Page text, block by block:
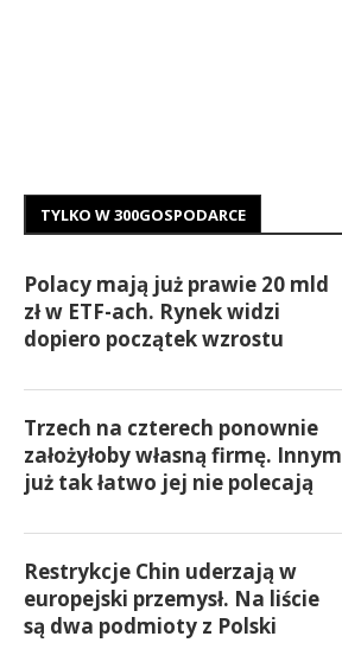
TYLKO W 300GOSPODARCE
Polacy mają już prawie 20 mld
zł w ETF-ach. Rynek widzi
dopiero początek wzrostu
Trzech na czterech ponownie
założyłoby własną firmę. Innym
już tak łatwo jej nie polecają
Restrykcje Chin uderzają w
europejski przemysł. Na liście
są dwa podmioty z Polski